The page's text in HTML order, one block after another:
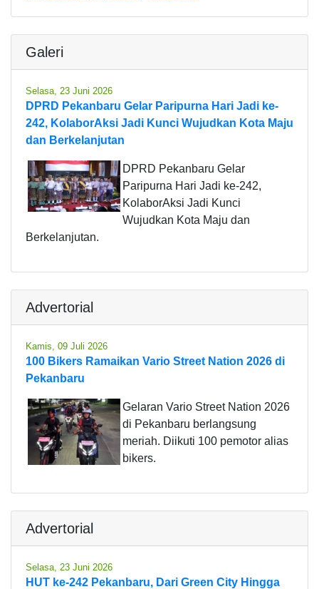
Galeri
Selasa, 23 Juni 2026
DPRD Pekanbaru Gelar Paripurna Hari Jadi ke-
242, KolaborAksi Jadi Kunci Wujudkan Kota Maju
dan Berkelanjutan
DPRD Pekanbaru Gelar
Paripurna Hari Jadi ke-242,
KolaborAksi Jadi Kunci
Wujudkan Kota Maju dan
Berkelanjutan.
Advertorial
Kamis, 09 Juli 2026
100 Bikers Ramaikan Vario Street Nation 2026 di
Pekanbaru
Gelaran Vario Street Nation 2026
di Pekanbaru berlangsung
meriah. Diikuti 100 pemotor alias
bikers.
Advertorial
Selasa, 23 Juni 2026
HUT ke-242 Pekanbaru, Dari Green City Hingga